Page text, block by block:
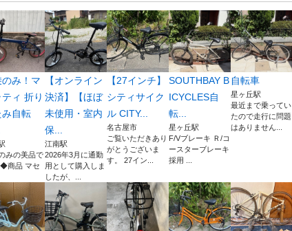
み！マ
ィ 折り
み自転
みの美品で
商品 マセ
【オンライン
決済】【ほぼ
未使用・室内
保...
江南駅
2026年3月に通勤
用として購入しま
したが、...
【27インチ】
シティサイク
ル CITY...
名古屋市
ご覧いただきあり
がとうございま
す。 27イン...
SOUTHBAY B
ICYCLES自
転...
星ヶ丘駅
F/Vブレーキ Ｒ/コ
ースターブレーキ
採用 ...
自転車
星ヶ丘駅
最近まで乗ってい
たので走行に問題
はありません...